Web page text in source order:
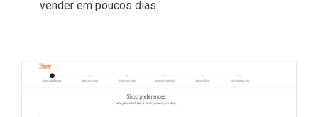
vender em poucos dias.